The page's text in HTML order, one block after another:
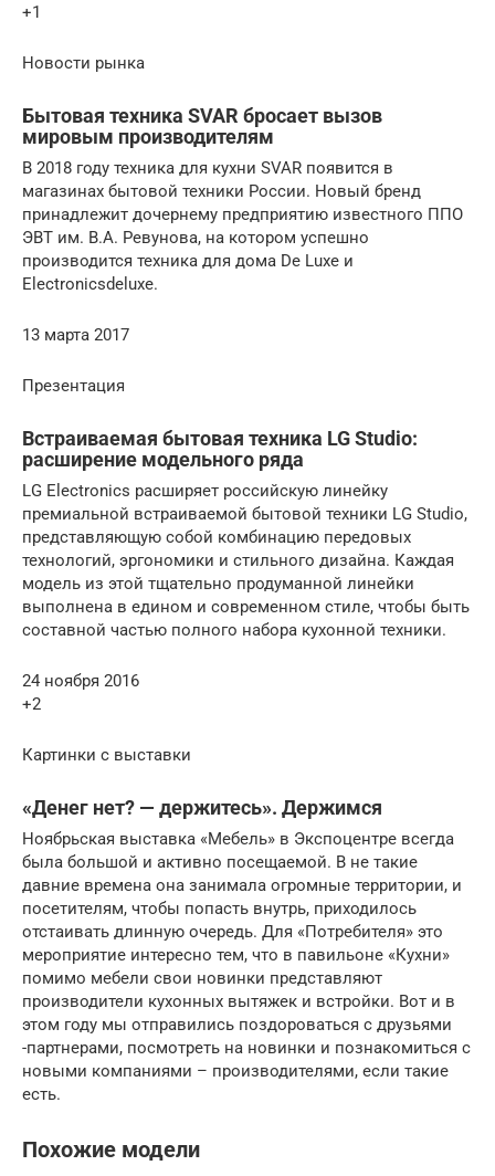
+1
Новости рынка
Бытовая техника SVAR бросает вызов
мировым производителям
В 2018 году техника для кухни SVAR появится в
магазинах бытовой техники России. Новый бренд
принадлежит дочернему предприятию известного ППО
ЭВТ им. В.А. Ревунова, на котором успешно
производится техника для дома De Luxe и
Electronicsdeluxe.
13 марта 2017
Презентация
Встраиваемая бытовая техника LG Studio:
расширение модельного ряда
LG Electronics расширяет российскую линейку
премиальной встраиваемой бытовой техники LG Studio,
представляющую собой комбинацию передовых
технологий, эргономики и стильного дизайна. Каждая
модель из этой тщательно продуманной линейки
выполнена в едином и современном стиле, чтобы быть
составной частью полного набора кухонной техники.
24 ноября 2016
+2
Картинки с выставки
«Денег нет? — держитесь». Держимся
Ноябрьская выставка «Мебель» в Экспоцентре всегда
была большой и активно посещаемой. В не такие
давние времена она занимала огромные территории, и
посетителям, чтобы попасть внутрь, приходилось
отстаивать длинную очередь. Для «Потребителя» это
мероприятие интересно тем, что в павильоне «Кухни»
помимо мебели свои новинки представляют
производители кухонных вытяжек и встройки. Вот и в
этом году мы отправились поздороваться с друзьями
-партнерами, посмотреть на новинки и познакомиться с
новыми компаниями – производителями, если такие
есть.
Похожие модели